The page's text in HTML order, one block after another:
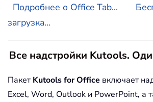
Подробнее о Office Tab...
загрузка...
Все надстройки Kutools.
Пакет Kutools for Office включает
Excel, Word, Outlook и PowerPoint, а